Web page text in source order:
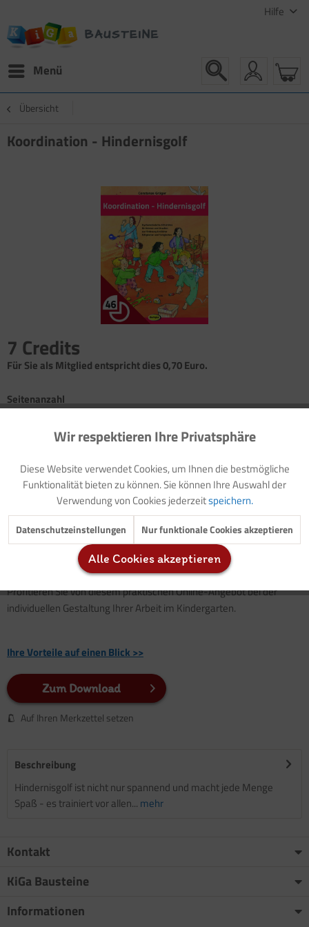
Hilfe
Menü
Übersicht
Koordination - Hindernisgolf
7 Credits
Für Sie als Mitglied entspricht dies 0,70 Euro.
Seitenanzahl
Hintergrundinformation: Koordination
Spiel: Hindernisgolf
Hindernisgolf ist nicht nur spannend und macht jede Menge Spaß -
es trainiert vor allen Dingen dieKoordinationsfähigkeitenvon
Profitieren Sie von diesem praktischen Online-Angebot bei der
individuellen Gestaltung Ihrer Arbeit im Kindergarten.
Ihre Vorteile auf einen Blick >>
Zum Download
Auf Ihren Merkzettel setzen
Beschreibung
Hindernisgolf ist nicht nur spannend und macht jede Menge
Spaß - es trainiert vor allen... mehr
Kontakt
KiGa Bausteine
Informationen
Funktionale Aktiv
Marketing Inaktiv
Tracking Inaktiv
Inaktiv
Wir respektieren Ihre Privatsphäre
Diese Website verwendet Cookies, um Ihnen die bestmögliche
Funktionalität bieten zu können. Sie können Ihre Auswahl der
Verwendung von Cookies jederzeitspeichern.
Datenschutzeinstellungen Nur funktionale Cookies akzeptieren
Alle Cookies akzeptieren